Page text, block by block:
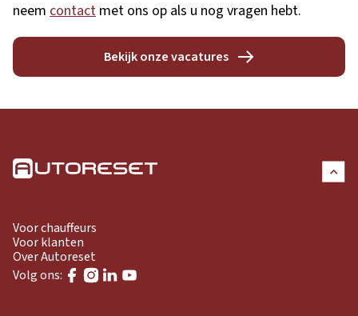
neem contact met ons op als u nog vragen hebt.
Bekijk onze vacatures
Voor chauffeurs
Voor klanten
Over Autoreset
Volg ons: